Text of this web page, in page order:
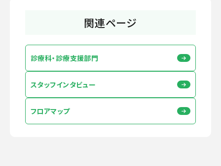
関連ページ
診療科・診療支援部門
スタッフインタビュー
フロアマップ